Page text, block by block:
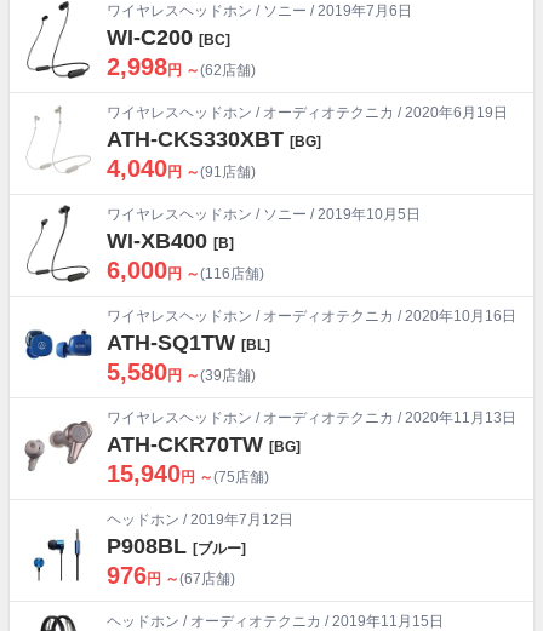
ワイヤレスヘッドホン / ソニー / 2019年7月6日
WI-C200 [BC]
2,998円 ～(62店舗)
ワイヤレスヘッドホン / オーディオテクニカ / 2020年6月19日
ATH-CKS330XBT [BG]
4,040円 ～(91店舗)
ワイヤレスヘッドホン / ソニー / 2019年10月5日
WI-XB400 [B]
6,000円 ～(116店舗)
ワイヤレスヘッドホン / オーディオテクニカ / 2020年10月16日
ATH-SQ1TW [BL]
5,580円 ～(39店舗)
ワイヤレスヘッドホン / オーディオテクニカ / 2020年11月13日
ATH-CKR70TW [BG]
15,940円 ～(75店舗)
ヘッドホン / 2019年7月12日
P908BL [ブルー]
976円 ～(67店舗)
ヘッドホン / オーディオテクニカ / 2019年11月15日